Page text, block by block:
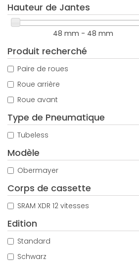
Hauteur de Jantes
48 mm - 48 mm
Produit recherché
Paire de roues
Roue arrière
Roue avant
Type de Pneumatique
Tubeless
Modèle
Obermayer
Corps de cassette
SRAM XDR 12 vitesses
Edition
Standard
Schwarz